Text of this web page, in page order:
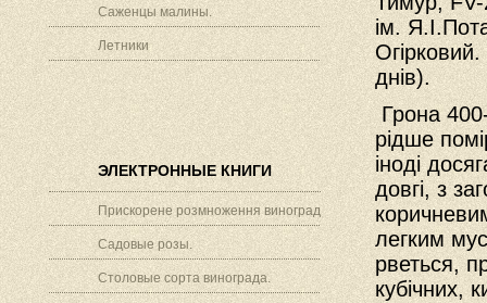
Саженцы малины.
Летники
ЭЛЕКТРОННЫЕ КНИГИ
Прискорене розмноження винограду.
Садовые розы.
Столовые сорта винограда.
ім.
днів).
Грона 400-
рідше
іноді
довгі, з
легким
рветься,
кубічних,